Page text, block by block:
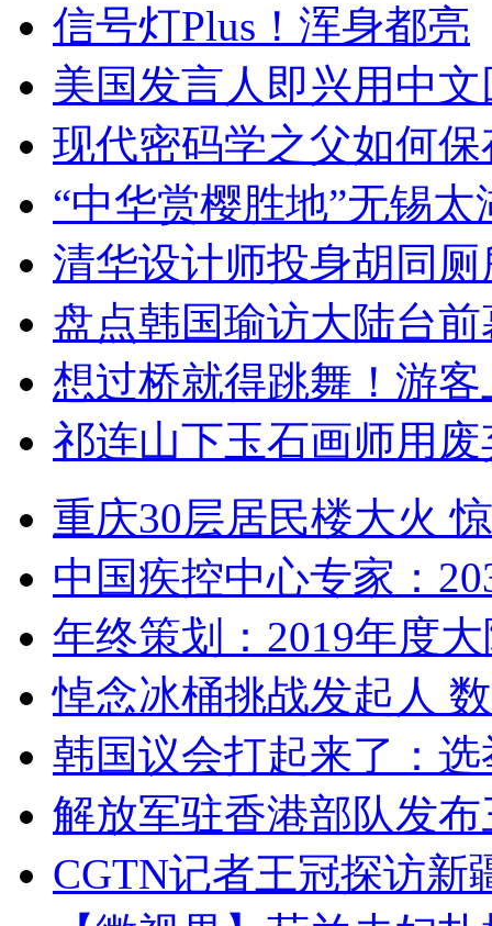
信号灯Plus！浑身都亮
美国发言人即兴用中
现代密码学之父如何
“中华赏樱胜地”无锡
清华设计师投身胡同
盘点韩国瑜访大陆台
想过桥就得跳舞！游客
祁连山下玉石画师用
重庆30层居民楼大火
中国疾控中心专家：
年终策划：2019年度
悼念冰桶挑战发起人
韩国议会打起来了：
解放军驻香港部队发
CGTN记者王冠探访新